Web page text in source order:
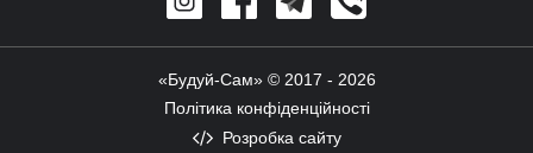
«Будуй-Сам» © 2017 - 2026
Політика конфіденційності
Розробка сайту